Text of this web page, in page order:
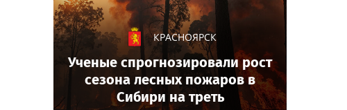
КРАСНОЯРСК
Ученые спрогнозировали рост
сезона лесных пожаров в
Сибири на треть